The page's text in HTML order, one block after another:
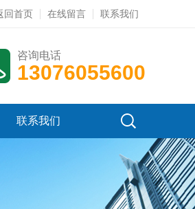
回首页 在线留言 联系我们
咨询电话
13076055600
联系我们